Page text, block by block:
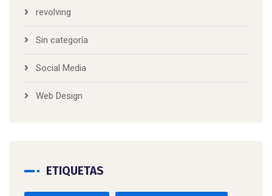
revolving
Sin categoría
Social Media
Web Design
ETIQUETAS